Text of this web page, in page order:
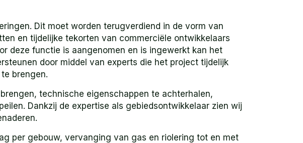
Dit moet worden terugverdiend in de vorm van
en tijdelijke tekorten van commerciële ontwikkelaars
deze functie is aangenomen en is ingewerkt kan het
door middel van experts die het project tijdelijk
brengen.
technische eigenschappen te achterhalen,
Dankzij de expertise als gebiedsontwikkelaar zien wij
per gebouw, vervanging van gas en riolering tot en met